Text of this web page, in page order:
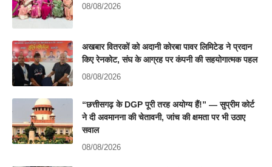
08/08/2026
अखबार वितरकों को अदानी कोरबा पावर लिमिटेड ने प्रदान
किए रेनकोट, संघ के आग्रह पर कंपनी की सहयोगात्मक पहल
08/08/2026
“छत्तीसगढ़ के DGP पूरी तरह अयोग्य हैं!” — सुप्रीम कोर्ट
ने दी अवमानना की चेतावनी, जांच की क्षमता पर भी उठाए
सवाल
08/08/2026